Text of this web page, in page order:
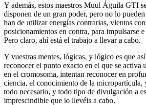
Y además, estos maestros Muul Águila GTI
disponen de un gran poder, pero no lo
han de utilizar energías contrarias, vientos
posicionamientos en contra, para impulsarse
Pero claro, ahí está el trabajo a llevar a cabo.
Y vuestras mentes, lógicas, y lógico es que
reconocer el punto exacto en el que se activa
en el cromosoma, intentan reconocer en
ciencia, el conocimiento de la micropartícula,
todo necesario, y todo tipo de divulgación a
imprescindible que lo llevéis a cabo.